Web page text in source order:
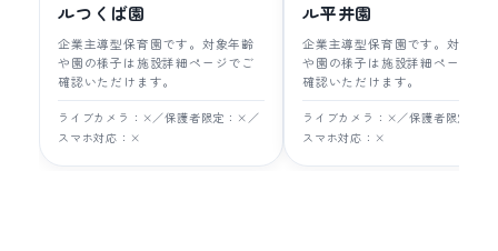
ルつくば園
企業主導型保育園です。対象年齢
や園の様子は施設詳細ページでご
確認いただけます。
ライブカメラ：×／保護者限定：×／
スマホ対応：×
ル平井園
企業主導型保育園です。対象年
や園の様子は施設詳細ページでご
確認いただけます。
ライブカメラ：×／保護者限定：×
スマホ対応：×